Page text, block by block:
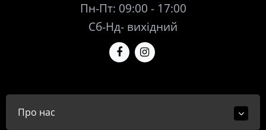
Пн-Пт: 09:00 - 17:00
Сб-Нд- вихідний
Про нас